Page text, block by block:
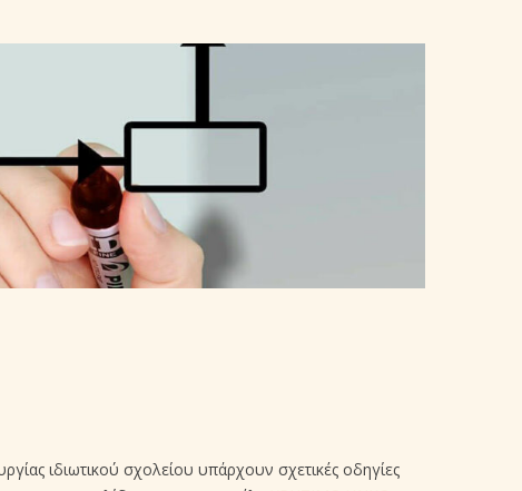
ιδιωτικού σχολείου υπάρχουν σχετικές οδηγίες